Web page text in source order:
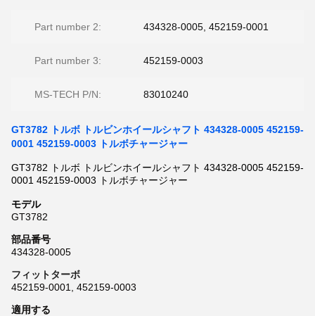
Part number 2: 434328-0005, 452159-0001
Part number 3: 452159-0003
MS-TECH P/N: 83010240
GT3782 トルボ トルビンホイールシャフト 434328-0005 452159-
0001 452159-0003 トルボチャージャー
GT3782 トルボ トルビンホイールシャフト 434328-0005 452159-
0001 452159-0003 トルボチャージャー
モデル
GT3782
部品番号
434328-0005
フィットターボ
452159-0001, 452159-0003
適用する